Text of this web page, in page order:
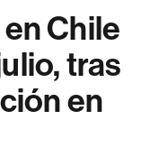
Chile
tras
en